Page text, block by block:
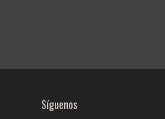
Síguenos